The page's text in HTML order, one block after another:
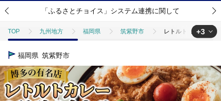
「ふるさとチョイス」システム連携に関して
TOP 九州地方 福岡県 筑紫野市 レトルトカレー
TOP
TOP 加工食品 惣菜・レトルト レトルトカレー 180g×3種
TOP 加工食品 惣菜・レトルト カレー レトルトカレ
+3
福岡県 筑紫野市